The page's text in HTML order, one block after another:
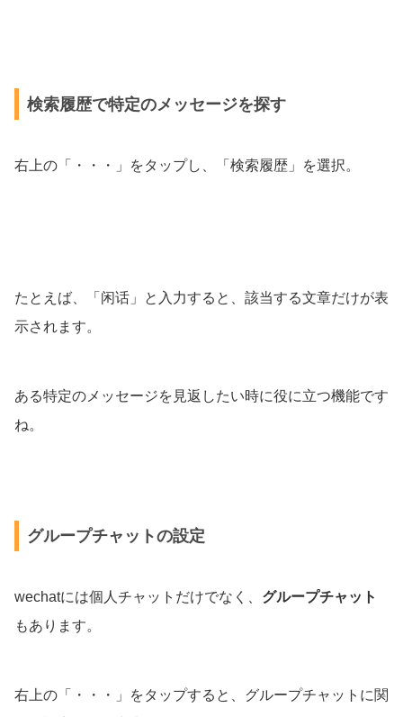
検索履歴で特定のメッセージを探す
右上の「・・・」をタップし、「検索履歴」を選択。
たとえば、「闲话」と入力すると、該当する文章だけが表
示されます。
ある特定のメッセージを見返したい時に役に立つ機能です
ね。
グループチャットの設定
wechatには個人チャットだけでなく、 グループチャット
もあります。
右上の「・・・」をタップすると、グループチャットに関